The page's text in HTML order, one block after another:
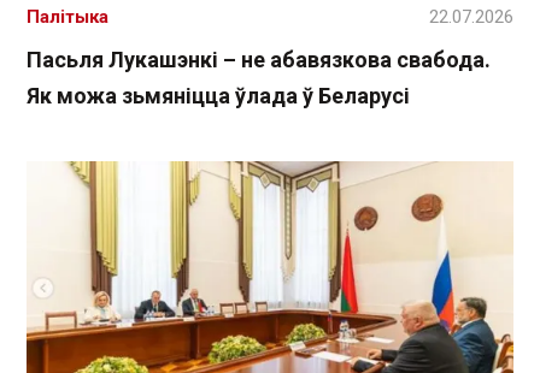
Пасьля Лукашэнкі – не абавязкова свабода.
Як можа зьмяніцца ўлада ў Беларусі
Палітыка 22.07.2026